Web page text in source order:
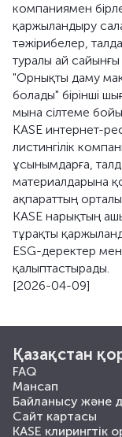
компаниямен
қаржыландыру
тәжірибелер,
туралы ай
"Орнықты даму
болады" бірінші
мына сілтеме
KASE интернет-
листингілік
ұсынымдарға,
материалдарына
ақпараттың
KASE нарықтың
тұрақты
ESG-деректер
қалыптастырады.
[2026-04-09]
Қазақстан
FAQ
Мансап
Байланысу және
Сайт картасы
KASE клирингтік